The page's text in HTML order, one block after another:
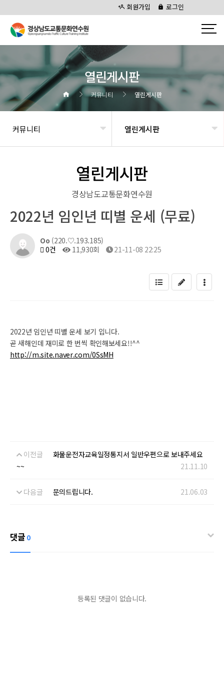
회원가입 로그인
열린게시판
커뮤니티 열린게시판
커뮤니티 열린게시판
열린게시판
경상남도교통문화연수원
2022년 임인년 띠별 운세 (무료)
Oo (220.♡.193.185)
0건
11,930회 21-11-08 22:25
2022년 임인년 띠별 운세 보기 입니다.
곧 새해인데 재미로 한 번씩 확인해보세요!!^^
http://m.site.naver.com/0SsMH
이전글
화물운전자교육일정통지서 일반우편으로 보내주세요
~~
21.11.10
다음글 문의드립니다. 21.06.03
댓글 0
등록된 댓글이 없습니다.